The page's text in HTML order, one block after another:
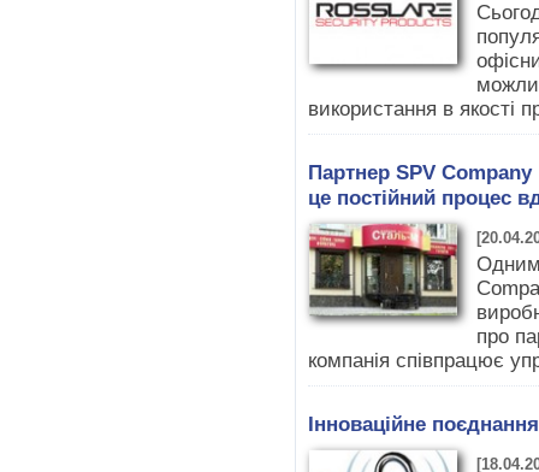
використання в якості
Партнер SPV
це постійний процес
Одним
про
компанія співпрацює
Інноваційне